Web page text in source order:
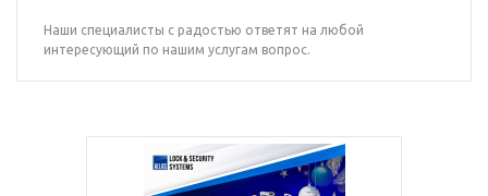
Наши специалисты с радостью ответят на любой
интересующий по нашим услугам вопрос.